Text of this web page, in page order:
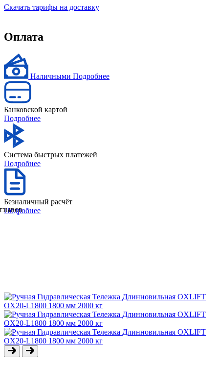
Скачать тарифы на доставку
Оплата
Наличными Подробнее
Банковской картой
Подробнее
Система быстрых платежей
Подробнее
Безналичный расчёт
Подробнее